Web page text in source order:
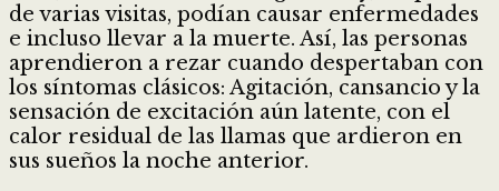
de varias visitas, podían causar enfermedades
e incluso llevar a la muerte. Así, las personas
aprendieron a rezar cuando despertaban con
los síntomas clásicos: Agitación, cansancio y la
sensación de excitación aún latente, con el
calor residual de las llamas que ardieron en
sus sueños la noche anterior.